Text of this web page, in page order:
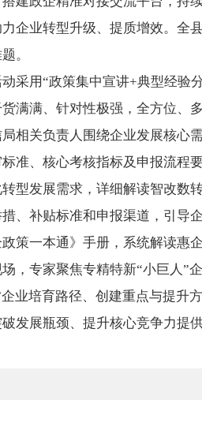
企业转型升级、提质增效。全
。
采用“政策集中宣讲+典型经验
满满、针对性极强，全方位、
相关负责人围绕企业发展核心
准、核心考核指标及申报流程
型发展需求，详细解读智改数
措、补贴标准和申报渠道，引导
策一本通》手册，系统解读惠
，专家聚焦专精特新“小巨人”
业培育路径、创建重点与提升
发展瓶颈、提升核心竞争力提